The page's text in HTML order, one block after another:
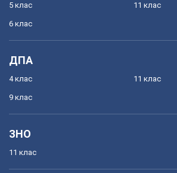
5 клас
6 клас
11 клас
ДПА
4 клас
9 клас
11 клас
ЗНО
11 клас